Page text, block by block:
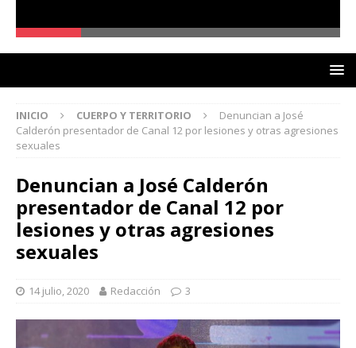
INICIO CUERPO Y TERRITORIO
Denuncian a José
Calderón presentador de Canal 12 por lesiones y otras agresiones
sexuales
Denuncian a José Calderón
presentador de Canal 12 por
lesiones y otras agresiones
sexuales
14 julio, 2020 Redacción 3